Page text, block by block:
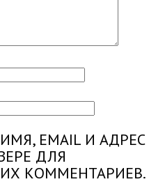
EMAIL И АДРЕС
ДЛЯ
КОММЕНТАРИЕВ.